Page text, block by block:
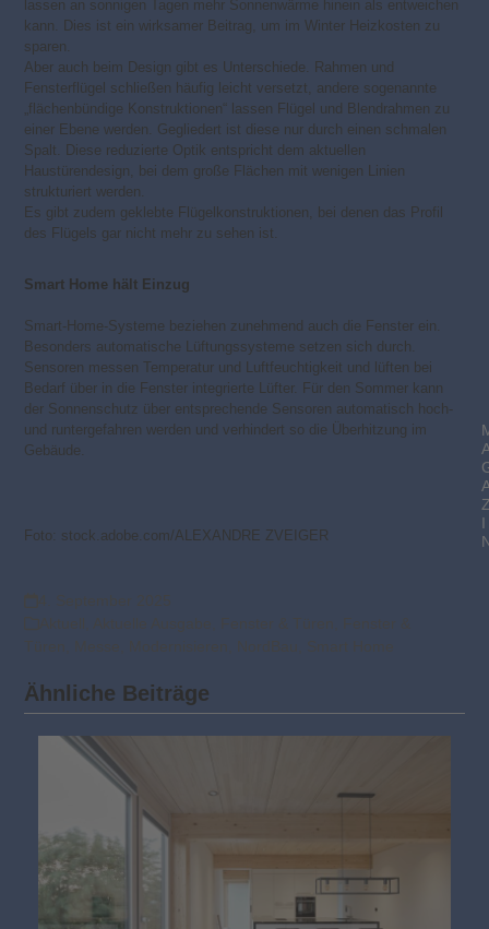
lassen an sonnigen Tagen mehr Sonnenwärme hinein als entweichen
kann. Dies ist ein wirksamer Beitrag, um im Winter Heizkosten zu
sparen.
Aber auch beim Design gibt es Unterschiede. Rahmen und
Fensterflügel schließen häufig leicht versetzt, andere sogenannte
„flächenbündige Konstruktionen“ lassen Flügel und Blendrahmen zu
einer Ebene werden. Gegliedert ist diese nur durch einen schmalen
Spalt. Diese reduzierte Optik entspricht dem aktuellen
Haustürendesign, bei dem große Flächen mit wenigen Linien
strukturiert werden.
Es gibt zudem geklebte Flügelkonstruktionen, bei denen das Profil
des Flügels gar nicht mehr zu sehen ist.
Smart Home hält Einzug
Smart-Home-Systeme beziehen zunehmend auch die Fenster ein.
Besonders automatische Lüftungssysteme setzen sich durch.
Sensoren messen Temperatur und Luftfeuchtigkeit und lüften bei
Bedarf über in die Fenster integrierte Lüfter. Für den Sommer kann
der Sonnenschutz über entsprechende Sensoren automatisch hoch-
und runtergefahren werden und verhindert so die Überhitzung im
Gebäude.
Foto: stock.adobe.com/ALEXANDRE ZVEIGER
Ähnliche Beiträge
I